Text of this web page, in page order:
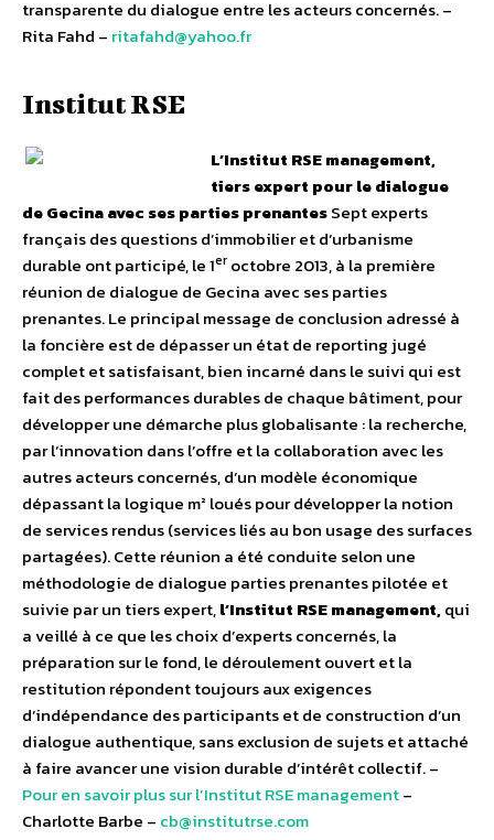
transparente du dialogue entre les acteurs concernés. –
Rita Fahd – ritafahd@yahoo.fr
Institut RSE
L’Institut RSE management,
tiers expert pour le dialogue
de Gecina avec ses parties prenantesSept experts
français des questions d’immobilier et d’urbanisme
durable ont participé, le 1er octobre 2013, à la première
réunion de dialogue de Gecina avec ses parties
prenantes. Le principal message de conclusion adressé à
la foncière est de dépasser un état de reporting jugé
complet et satisfaisant, bien incarné dans le suivi qui est
fait des performances durables de chaque bâtiment, pour
développer une démarche plus globalisante : la recherche,
par l’innovation dans l’offre et la collaboration avec les
autres acteurs concernés, d’un modèle économique
dépassant la logique m² loués pour développer la notion
de services rendus (services liés au bon usage des surfaces
partagées). Cette réunion a été conduite selon une
méthodologie de dialogue parties prenantes pilotée et
suivie par un tiers expert,l’Institut RSE management,qui
a veillé à ce que les choix d’experts concernés, la
préparation sur le fond, le déroulement ouvert et la
restitution répondent toujours aux exigences
d’indépendance des participants et de construction d’un
dialogue authentique, sans exclusion de sujets et attaché
à faire avancer une vision durable d’intérêt collectif. –
Pour en savoir plus sur l’Institut RSE management–
Charlotte Barbe – cb@institutrse.com